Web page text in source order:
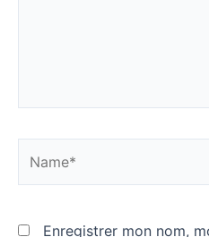
Enregistrer mon nom,